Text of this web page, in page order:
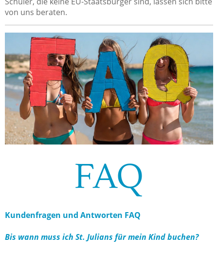
von uns beraten.
FAQ
Kundenfragen und Antworten FAQ
Bis wann muss ich St. Julians für mein Kind buchen?